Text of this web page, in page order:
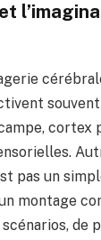
cortex
pas un
montage
de